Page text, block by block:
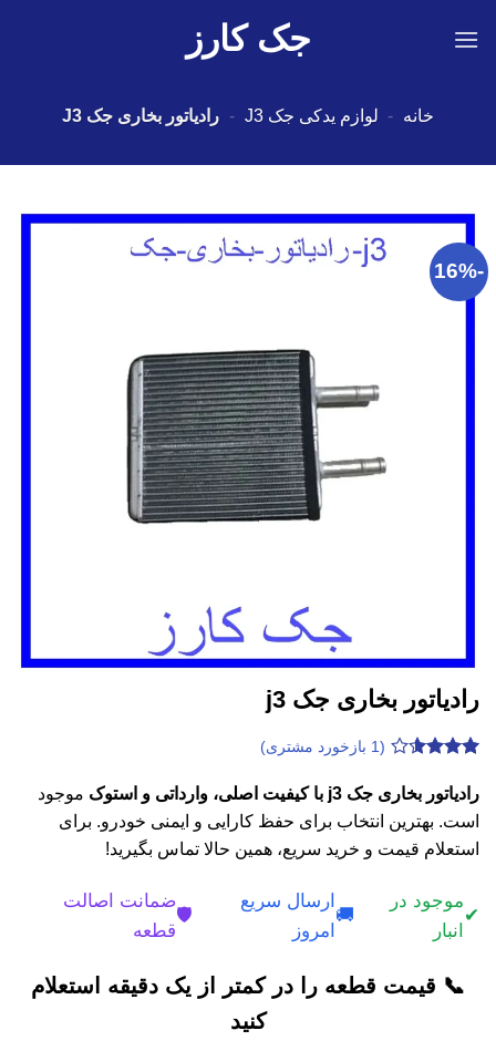
جک کارز
خانه - لوازم یدکی جک J3 - رادیاتور بخاری جک J3
-16%
رادیاتور بخاری جک j3
3.6
از 5
در
امتیازدهی
مشتری
(
1 بازخورد مشتری)
رادیاتور بخاری جک j3 با کیفیت اصلی، وارداتی و استوک
موجود
است. بهترین انتخاب برای حفظ کارایی و ایمنی خودرو. برای
استعلام قیمت و خرید سریع، همین حالا تماس بگیرید!
✔
موجود در
انبار
🚚
ارسال سریع
امروز
🛡️
ضمانت اصالت
قطعه
📞 قیمت قطعه را در کمتر از یک دقیقه استعلام
کنید